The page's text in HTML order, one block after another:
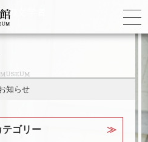
の
知らせ
ゴリー